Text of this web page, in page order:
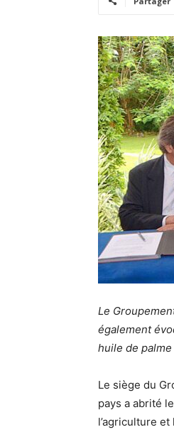
Le
également
huile de palme
Le siège du
pays a abrité
l’agriculture